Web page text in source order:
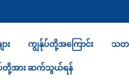
း ကျွန်ုပ်တို့အကြောင်း သတင်
တို့အား ဆက်သွယ်ရန်